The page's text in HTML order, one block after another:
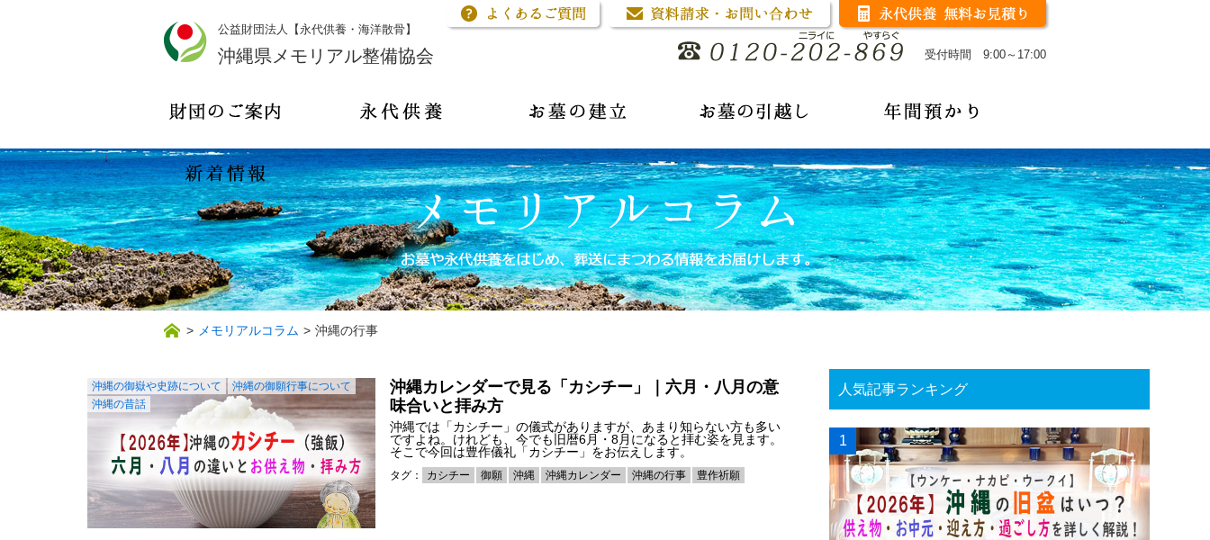
公益財団法人【永代供養・海洋散骨】
沖縄県メモリアル整備協会 受付時間 9:00～17:00
> メモリアルコラム > 沖縄の行事
沖縄の御嶽や史跡について
沖縄の御願行事について
沖縄の昔話
沖縄カレンダーで見る「カシチー」｜六月・八月の意
味合いと拝み方
沖縄では「カシチー」の儀式がありますが、あまり知らない方も多い
ですよね。けれども、今でも旧暦6月・8月になると拝む姿を見ます。
そこで今回は豊作儀礼「カシチー」をお伝えします。
タグ： カシチー 御願 沖縄 沖縄カレンダー 沖縄の行事 豊作祈願
人気記事ランキング